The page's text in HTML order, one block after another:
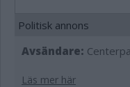
Politisk annons
Avsändare:
Läs mer här